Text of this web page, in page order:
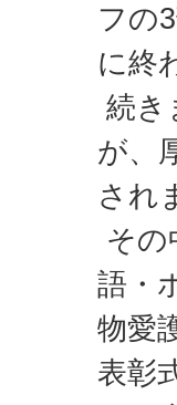
フの
に終
続き
が、
され
その
語・
物愛
表彰